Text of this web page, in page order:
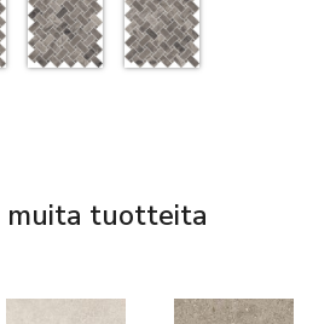
muita tuotteita